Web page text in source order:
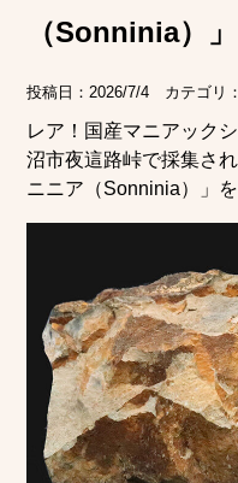
（Sonninia）」
投稿日：2026/7/4 カテゴリ：
レア！国産マニアック
沼市夜這路峠で採集さ
ニニア（Sonninia）」